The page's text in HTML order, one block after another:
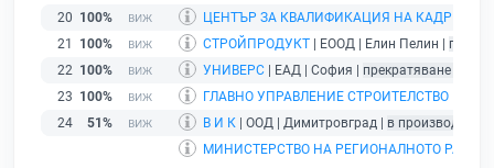
20 100%
ЦЕНТЪР ЗА КВАЛИФИКАЦИЯ НА КАДРИ ОТ
21
100% СТРОЙПРОДУКТ | ЕООД | Елин Пелин |
22 100% УНИВЕРС | ЕАД | София | прекратяване на
23 100%
ГЛАВНО УПРАВЛЕНИЕ СТРОИТЕЛСТВО И
24
51% В И К | ООД | Димитровград | в производство
МИНИСТЕРСТВО НА РЕГИОНАЛНОТО